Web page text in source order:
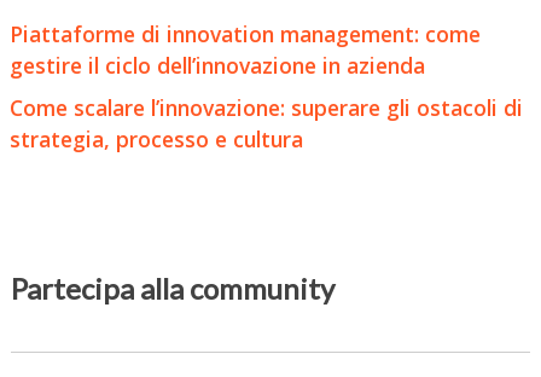
Piattaforme di innovation management: come
gestire il ciclo dell’innovazione in azienda
Come scalare l’innovazione: superare gli ostacoli di
strategia, processo e cultura
Partecipa alla community